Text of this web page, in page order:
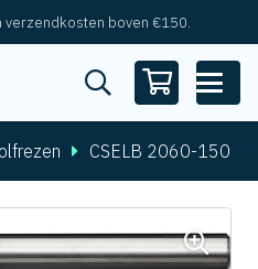
verzendkosten boven €150.
CSELB 2060-150